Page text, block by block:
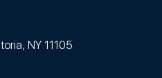
NY 11105